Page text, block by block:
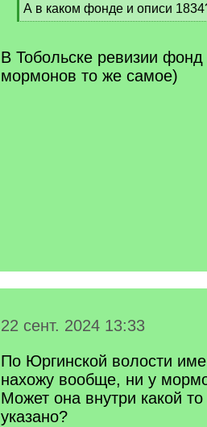
[
q
А в каком фонде и описи
[
q
]
В Тобольске ревизии
мормонов то же самое)
22 сент. 2024 13:33
По Юргинской волости
нахожу вообще, ни у
Может она внутри какой
указано?